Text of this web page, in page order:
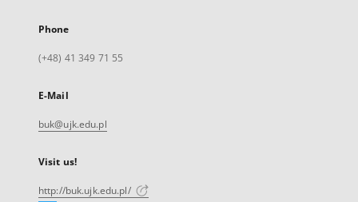
Phone
(+48) 41 349 71 55
E-Mail
buk@ujk.edu.pl
Visit us!
http://buk.ujk.edu.pl/